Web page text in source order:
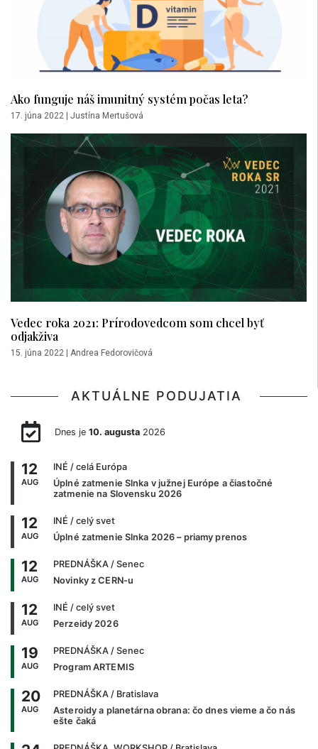
Ako funguje náš imunitný systém počas leta?
17. júna 2022 Justína Mertušová
Vedec roka 2021: Prírodovedcom som chcel byť
odjakživa
15. júna 2022 | Andrea Fedorovičová
AKTUÁLNE PODUJATIA
Dnes je 10. augusta2026
12
AUG
INÉ / celá Európa
Úplné zatmenie Slnka v južnej Európe a čiastočné
zatmenie na Slovensku 2026
12
AUG
INÉ / celý svet
Úplné zatmenie Slnka 2026 – priamy prenos
12
AUG
PREDNÁŠKA / Senec
Novinky z CERN-u
12
AUG
INÉ / celý svet
Perzeidy 2026
19
AUG
PREDNÁŠKA / Senec
Program ARTEMIS
20
AUG
PREDNÁŠKA / Bratislava
Asteroidy a planetárna obrana: čo dnes vieme a čo nás
ešte čaká